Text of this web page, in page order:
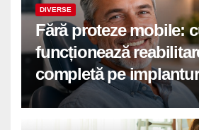
DIVERSE
Fără proteze mobile:
funcționează
completă pe